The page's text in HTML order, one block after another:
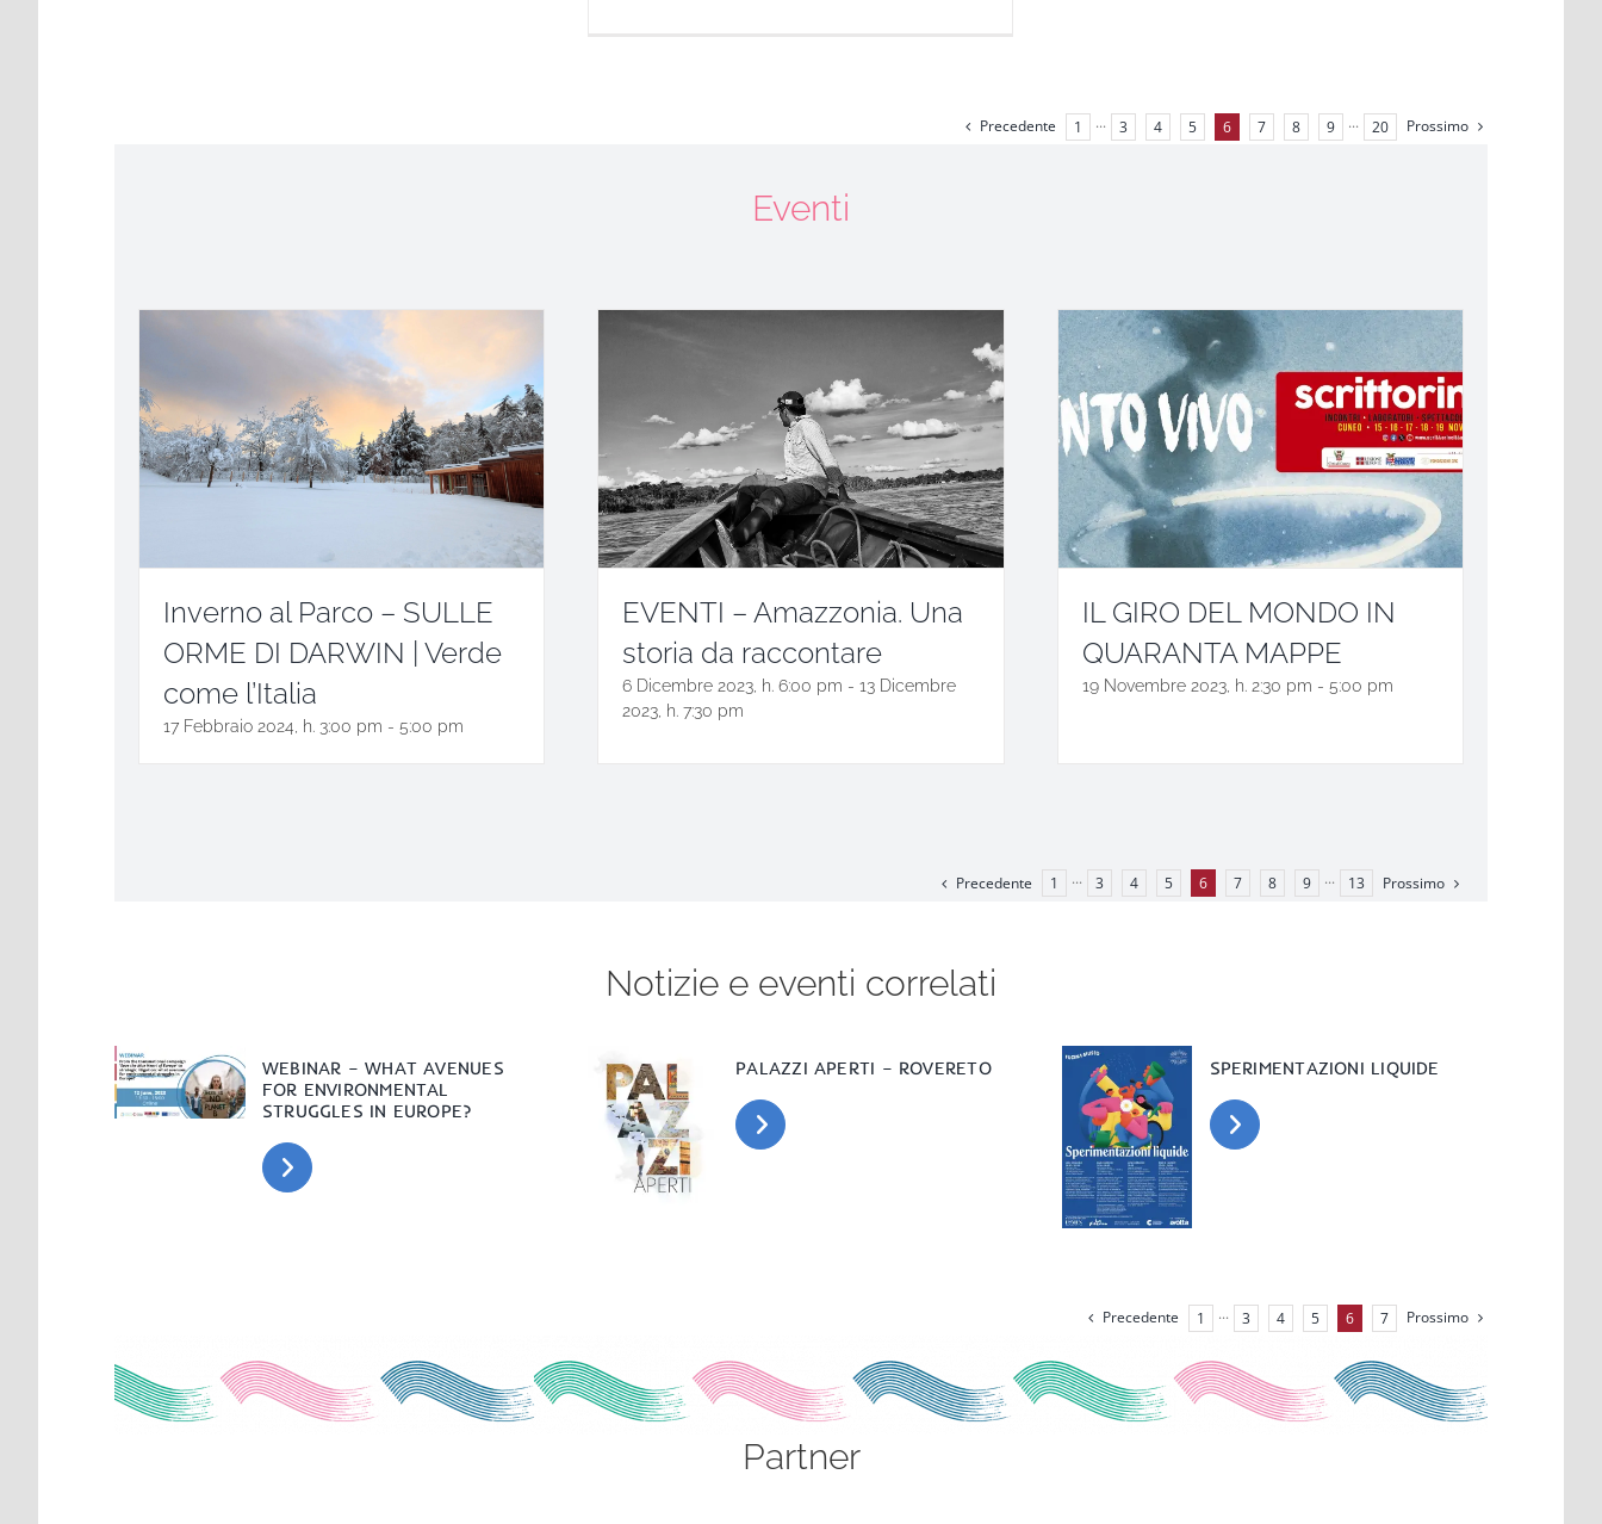
Precedente 1 ··· 3 4 5 6 7 8 9 ··· 20 Prossimo
Eventi
Inverno al Parco – SULLE
ORME DI DARWIN | Verde
come l’Italia
17 Febbraio 2024, h. 3:00 pm - 5:00 pm
EVENTI – Amazzonia. Una
storia da raccontare
6 Dicembre 2023, h. 6:00 pm -13 Dicembre
2023, h. 7:30 pm
IL GIRO DEL MONDO IN
QUARANTA MAPPE
19 Novembre 2023, h. 2:30 pm - 5:00 pm
Precedente 1 ··· 3 4 5 6 7 8 9 ··· 13 Prossimo
Notizie e eventi correlati
WEBINAR – WHAT AVENUES
FOR ENVIRONMENTAL
STRUGGLES IN EUROPE?
PALAZZI APERTI – ROVERETO SPERIMENTAZIONI LIQUIDE
Precedente 1 ··· 3 4 5 6 7 Prossimo
Partner